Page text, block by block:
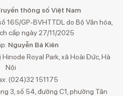
thông số Việt Nam
165/GP-BVHTTDL do Bộ Văn hóa,
cấp ngày 27/11/2025
Nguyễn Bá Kiên
Hinode Royal Park, xã Hoài Đức, Hà
Nội
(024)32 151175
3, số 54, đường C1, phường Tân